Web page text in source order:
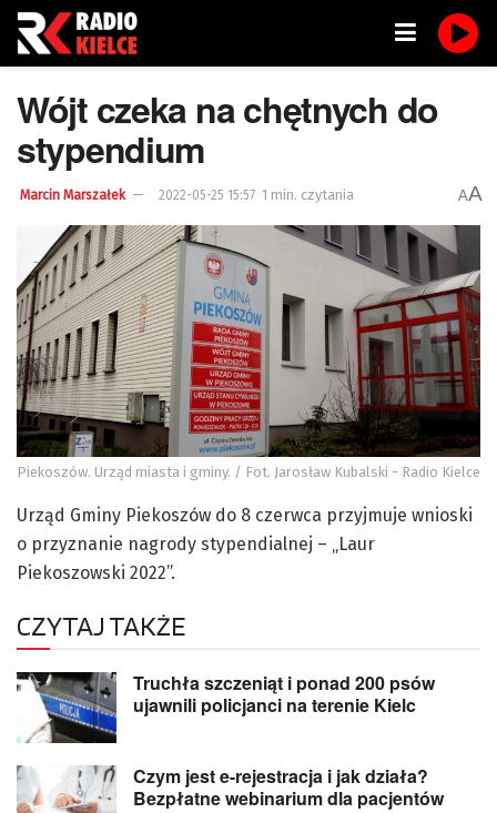
Wójt czeka na chętnych do
stypendium
Marcin Marszałek 2022-05-25 15:57 1 min. czytania AA
Piekoszów. Urząd miasta i gminy. / Fot. Jarosław Kubalski - Radio Kielce
Urząd Gminy Piekoszów do 8 czerwca przyjmuje wnioski
o przyznanie nagrody stypendialnej – „Laur
Piekoszowski 2022”.
CZYTAJ TAKŻE
Truchła szczeniąt i ponad 200 psów
ujawnili policjanci na terenie Kielc
Czym jest e-rejestracja i jak działa?
Bezpłatne webinarium dla pacjentów